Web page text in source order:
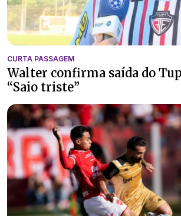
CURTA PASSAGEM
Walter confirma saída do
“Saio triste”